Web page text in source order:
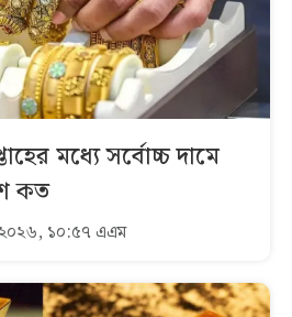
মধ্যে সর্বোচ্চ দামে
কত
১০:৫৭ এএম